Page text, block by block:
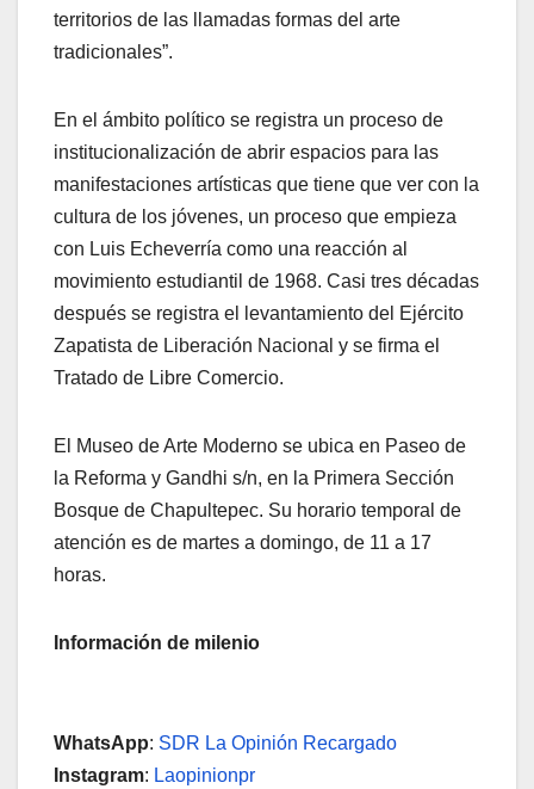
territorios de las llamadas formas del arte
tradicionales”.
En el ámbito político se registra un proceso de
institucionalización de abrir espacios para las
manifestaciones artísticas que tiene que ver con la
cultura de los jóvenes, un proceso que empieza
con Luis Echeverría como una reacción al
movimiento estudiantil de 1968. Casi tres décadas
después se registra el levantamiento del Ejército
Zapatista de Liberación Nacional y se firma el
Tratado de Libre Comercio.
El Museo de Arte Moderno se ubica en Paseo de
la Reforma y Gandhi s/n, en la Primera Sección
Bosque de Chapultepec. Su horario temporal de
atención es de martes a domingo, de 11 a 17
horas.
Información de milenio
WhatsApp: SDR La Opinión Recargado
Instagram: Laopinionpr